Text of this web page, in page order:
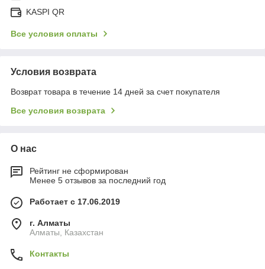
KASPI QR
Все условия оплаты
Условия возврата
Возврат товара в течение 14 дней за счет покупателя
Все условия возврата
О нас
Рейтинг не сформирован
Менее 5 отзывов за последний год
Работает с 17.06.2019
г. Алматы
Алматы, Казахстан
Контакты